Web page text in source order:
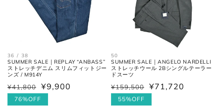
36 / 38
SUMMER SALE｜REPLAY “ANBASS”
ストレッチデニム スリムフィットジー
ンズ / M914Y
通
常
¥41,800
セ
ー
¥9,900
76%OFF
50
SUMMER SALE｜ANGELO NARDELLI
ストレッチウール 2Bシングルテーラー
ドスーツ
通
常
¥159,500
セ
ー
¥71,720
55%OFF